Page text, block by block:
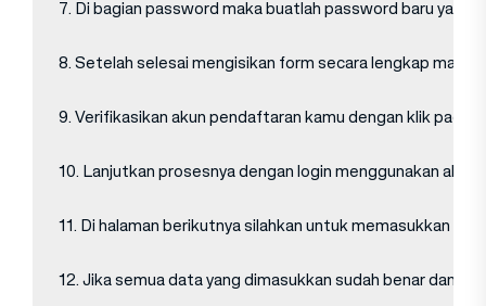
7. Di bagian password maka buatlah password baru yang
8. Setelah selesai mengisikan form secara lengkap
9. Verifikasikan akun pendaftaran kamu dengan klik pada
10. Lanjutkan prosesnya dengan login menggunakan
11. Di halaman berikutnya silahkan untuk memasukkan
12. Jika semua data yang dimasukkan sudah benar dan